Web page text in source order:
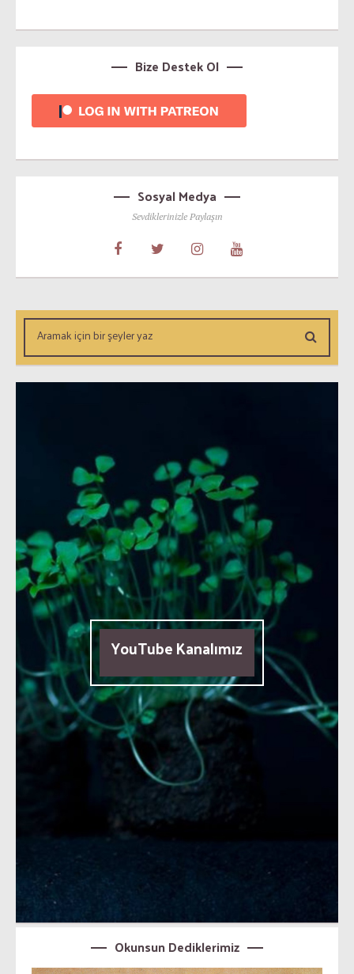
Bize Destek Ol
Sosyal Medya
Sevdiklerinizle Paylaşın
YouTube Kanalımız
Okunsun Dediklerimiz